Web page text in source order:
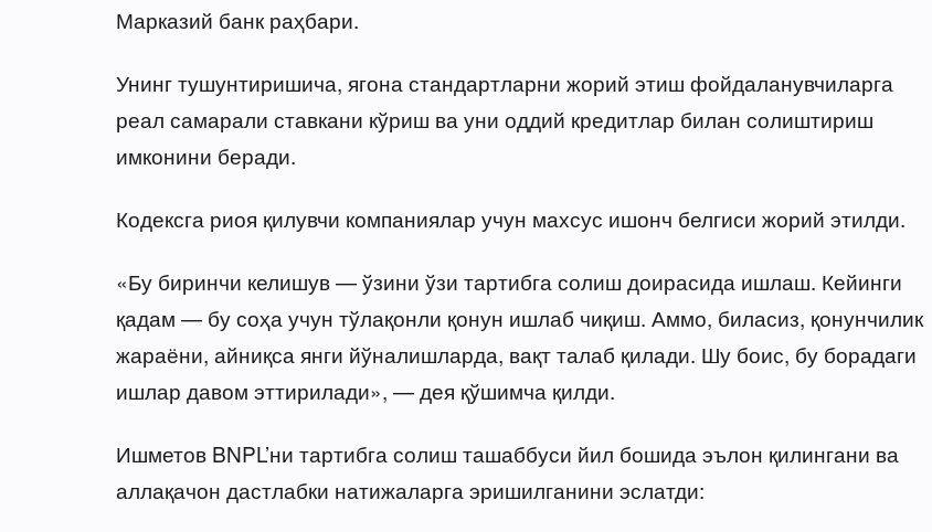
Марказий банк раҳбари.
Унинг тушунтиришича, ягона стандартларни жорий этиш фойдаланувчиларга
реал самарали ставкани кўриш ва уни оддий кредитлар билан солиштириш
имконини беради.
Кодексга риоя қилувчи компаниялар учун махсус ишонч белгиси жорий этилди.
«Бу биринчи келишув — ўзини ўзи тартибга солиш доирасида ишлаш. Кейинги
қадам — бу соҳа учун тўлақонли қонун ишлаб чиқиш. Аммо, биласиз, қонунчилик
жараёни, айниқса янги йўналишларда, вақт талаб қилади. Шу боис, бу борадаги
ишлар давом эттирилади», — дея қўшимча қилди.
Ишметов BNPL’ни тартибга солиш ташаббуси йил бошида эълон қилингани ва
аллақачон дастлабки натижаларга эришилганини эслатди: